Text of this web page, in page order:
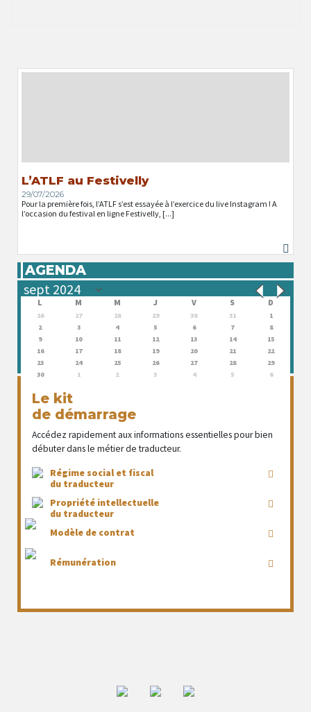
L’ATLF au Festivelly
29/07/2026
Pour la première fois, l’ATLF s’est essayée à l’exercice du live Instagram ! A
l’occasion du festival en ligne Festivelly, [...]
AGENDA
L M M J V S D
26 27 28 29 30 31
1
2
3 4 5 6 7
8
9
10 11 12 13 14
15
16
17 18 19 20 21
22
23
24 25 26 27 28
29
30
1 2 3 4 5 6
Le kit
de démarrage
Accédez rapidement aux informations essentielles pour bien
débuter dans le métier de traducteur.
Régime social et fiscal
du traducteur
Propriété intellectuelle
du traducteur
Modèle de contrat
Rémunération